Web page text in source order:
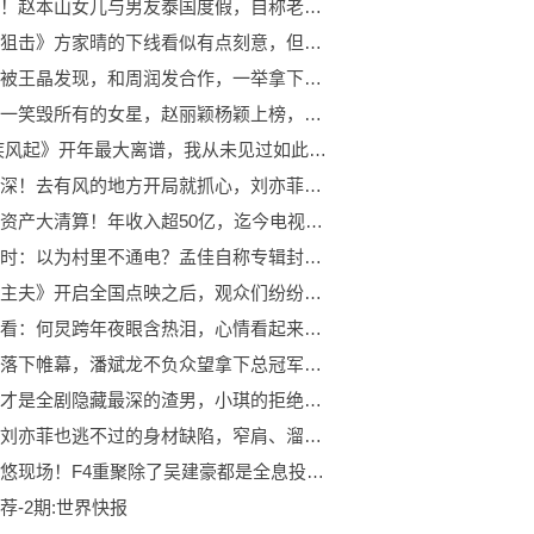
今头条！赵本山女儿与男友泰国度假，自称老夫老妻超恩爱，获赞有夫妻相
《廉政狙击》方家晴的下线看似有点刻意，但其实也算是编剧的悲悯_焦点热议
大二时被王晶发现，和周润发合作，一举拿下26亿票房
娱乐圈一笑毁所有的女星，赵丽颖杨颖上榜，网友：第四求她别笑了_天天速讯
《纵.疾风起》开年最大离谱，我从未见过如此离谱的剧情
闺蜜情深！去有风的地方开局就抓心，刘亦菲吴倩的哭戏太有感染力|世界播报
刘在石资产大清算！年收入超50亿，迄今电视节目和广告收入已超过650亿
世界实时：以为村里不通电？孟佳自称专辑封面是原创后当晚即被指是抄袭
《绝望主夫》开启全国点映之后，观众们纷纷给出了自己的评价
每日快看：何炅跨年夜眼含热泪，心情看起来相当激动
总决赛落下帷幕，潘斌龙不负众望拿下总冠军，观众：未来可期-动态焦点
江天昊才是全剧隐藏最深的渣男，小琪的拒绝彻底揭开了他的真面目:世界快看点
蒋欣、刘亦菲也逃不过的身材缺陷，窄肩、溜肩、塌肩，做好这5个小细节就能解决
大型忽悠现场！F4重聚除了吴建豪都是全息投影被指欺骗观众！
-2期:世界快报